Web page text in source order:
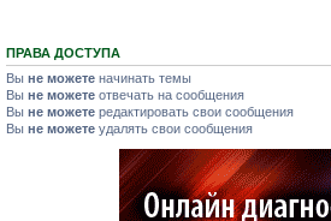
ПРАВА ДОСТУПА
Вы не можете начинать темы
Вы не можете отвечать на сообщения
Вы не можете редактировать свои сообщения
Вы не можете удалять свои сообщения